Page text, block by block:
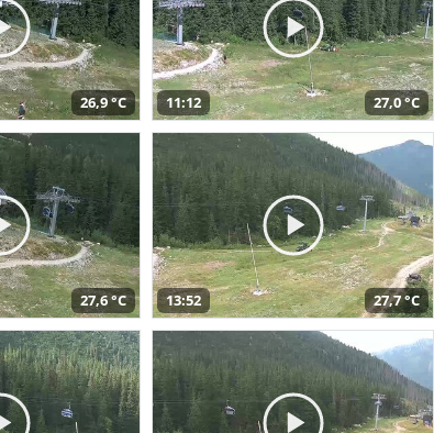
26,9 °C 11:12 27,0 °C
27,6 °C 13:52 27,7 °C